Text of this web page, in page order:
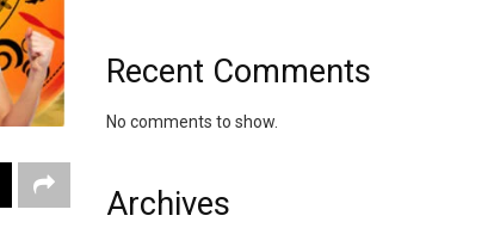
Recent Comments
No comments to show.
Archives